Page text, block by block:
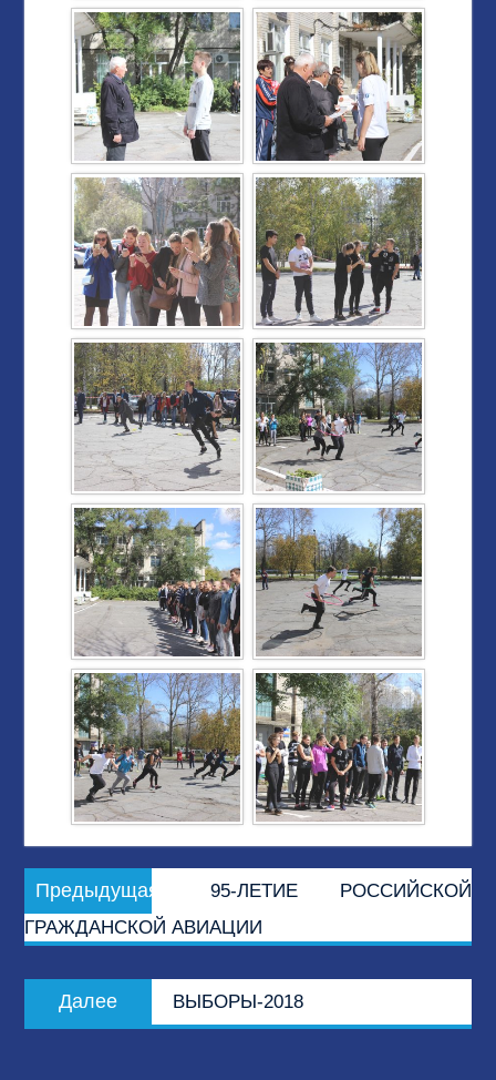
Навигация
по
записям
Предыдущая
Предыдущая
95-ЛЕТИЕ РОССИЙСКОЙ
ГРАЖДАНСКОЙ АВИАЦИИ
Далее
Следующая
ВЫБОРЫ-2018